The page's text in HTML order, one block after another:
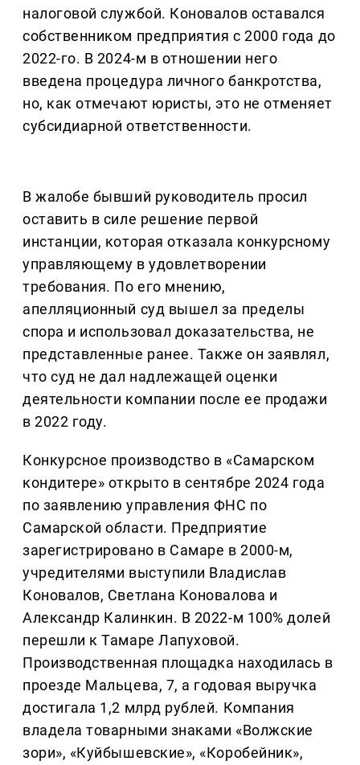
налоговой службой. Коновалов оставался
собственником предприятия с 2000 года до
2022-го. В 2024-м в отношении него
введена процедура личного банкротства,
но, как отмечают юристы, это не отменяет
субсидиарной ответственности.
В жалобе бывший руководитель просил
оставить в силе решение первой
инстанции, которая отказала конкурсному
управляющему в удовлетворении
требования. По его мнению,
апелляционный суд вышел за пределы
спора и использовал доказательства, не
представленные ранее. Также он заявлял,
что суд не дал надлежащей оценки
деятельности компании после ее продажи
в 2022 году.
Конкурсное производство в «Самарском
кондитере» открыто в сентябре 2024 года
по заявлению управления ФНС по
Самарской области. Предприятие
зарегистрировано в Самаре в 2000-м,
учредителями выступили Владислав
Коновалов, Светлана Коновалова и
Александр Калинкин. В 2022-м 100% долей
перешли к Тамаре Лапуховой.
Производственная площадка находилась в
проезде Мальцева, 7, а годовая выручка
достигала 1,2 млрд рублей. Компания
владела товарными знаками «Волжские
зори», «Куйбышевские», «Коробейник»,